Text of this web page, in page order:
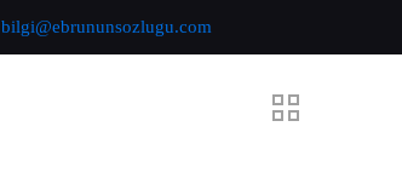
bilgi@ebrununsozlugu.com